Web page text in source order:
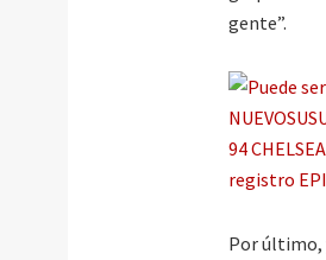
gente”.
Por último,